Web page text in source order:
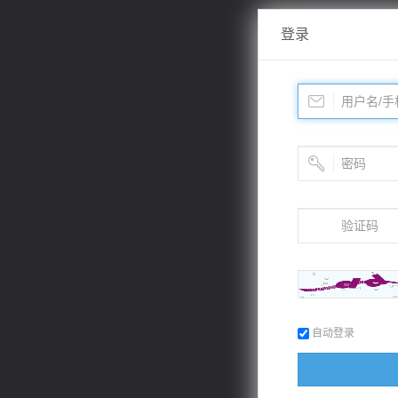
登录
自动登录